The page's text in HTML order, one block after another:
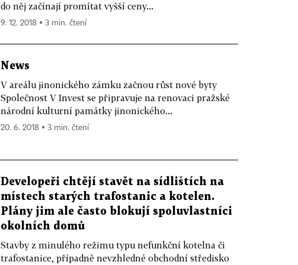
do něj začínají promítat vyšší ceny...
9. 12. 2018 ▪ 3 min. čtení
News
V areálu jinonického zámku začnou růst nové byty
Společnost V Invest se připravuje na renovaci pražské
národní kulturní památky jinonického...
20. 6. 2018 ▪ 3 min. čtení
Developeři chtějí stavět na sídlištích na
místech starých trafostanic a kotelen.
Plány jim ale často blokují spoluvlastníci
okolních domů
Stavby z minulého režimu typu nefunkční kotelna či
trafostanice, případně nevzhledné obchodní středisko